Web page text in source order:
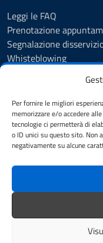
Per fornire le migliori
memorizzare e/o accedere
tecnologie ci permetterà di
o ID unici su questo sito. Non
negativamente su alcune
Leggi le FAQ
Prenotazione
Segnalazione
Whisteblowing
Albo Pretorio
Informativa privacy
Note legali
Dichiarazione di
SEGUICI SU
Instagram